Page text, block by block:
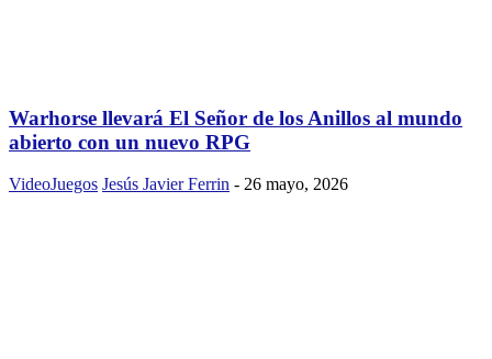
Warhorse llevará El Señor de los Anillos al mundo
abierto con un nuevo RPG
VideoJuegos Jesús Javier Ferrin - 26 mayo, 2026